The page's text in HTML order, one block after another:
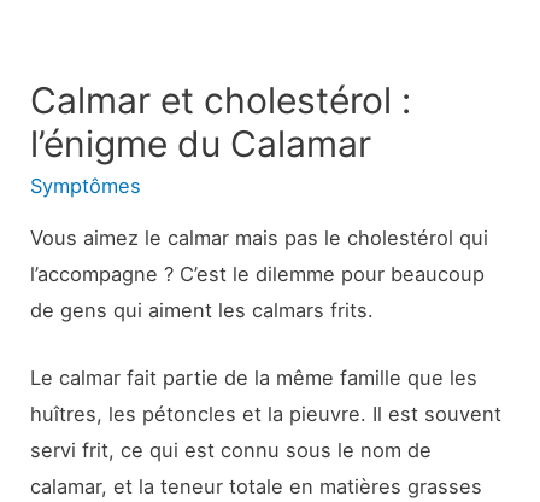
Calmar et cholestérol :
l’énigme du Calamar
Symptômes
Vous aimez le calmar mais pas le cholestérol qui
l’accompagne ? C’est le dilemme pour beaucoup
de gens qui aiment les calmars frits.
Le calmar fait partie de la même famille que les
huîtres, les pétoncles et la pieuvre. Il est souvent
servi frit, ce qui est connu sous le nom de
calamar, et la teneur totale en matières grasses